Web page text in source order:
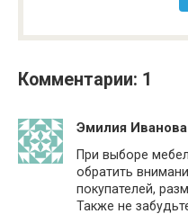
Комментарии: 1
Эмилия Иванова
При выборе
обратить
покупателей,
Также не